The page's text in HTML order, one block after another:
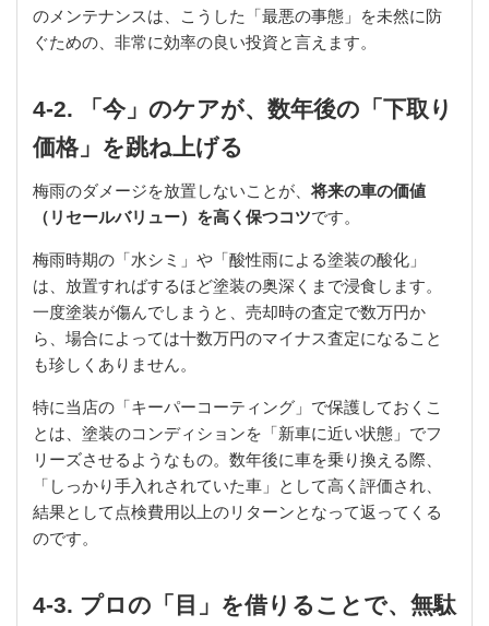
のメンテナンスは、こうした「最悪の事態」を未然に防
ぐための、非常に効率の良い投資と言えます。
4-2. 「今」のケアが、数年後の「下取り
価格」を跳ね上げる
梅雨のダメージを放置しないことが、将来の車の価値
（リセールバリュー）を高く保つコツです。
梅雨時期の「水シミ」や「酸性雨による塗装の酸化」
は、放置すればするほど塗装の奥深くまで浸食します。
一度塗装が傷んでしまうと、売却時の査定で数万円か
ら、場合によっては十数万円のマイナス査定になること
も珍しくありません。
特に当店の「キーパーコーティング」で保護しておくこ
とは、塗装のコンディションを「新車に近い状態」でフ
リーズさせるようなもの。数年後に車を乗り換える際、
「しっかり手入れされていた車」として高く評価され、
結果として点検費用以上のリターンとなって返ってくる
のです。
4-3. プロの「目」を借りることで、無駄